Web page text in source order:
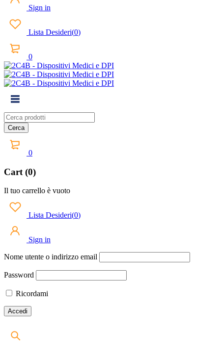
Sign in
Lista Desideri(0)
0
0
Cart (0)
Il tuo carrello è vuoto
Lista Desideri(0)
Sign in
Nome utente o indirizzo email
Password
Ricordami